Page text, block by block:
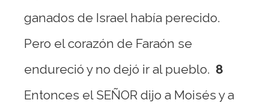
ganados de Israel había perecido.
Pero el corazón de Faraón se
endureció y no dejó ir al pueblo. 8
Entonces el SEÑOR dijo a Moisés y a